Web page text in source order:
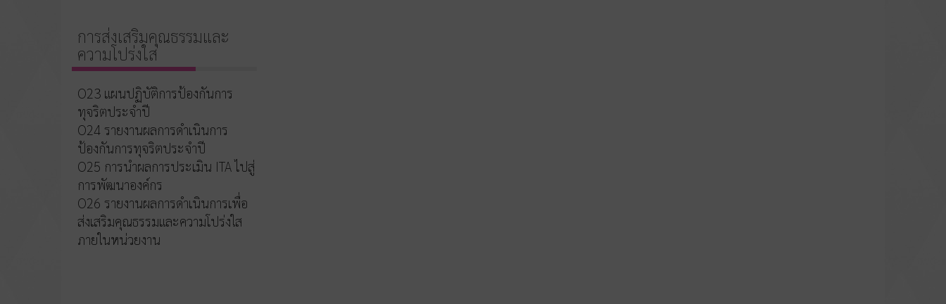
การส่งเสริมคุณธรรมและ
ความโปร่งใส
O23 แผนปฏิบัติการป้องกันการ
ทุจริตประจำปี
O24 รายงานผลการดำเนินการ
ป้องกันการทุจริตประจำปี
O25 การนำผลการประเมิน ITA ไปสู่
การพัฒนาองค์กร
O26 รายงานผลการดำเนินการเพื่อ
ส่งเสริมคุณธรรมและความโปร่งใส
ภายในหน่วยงาน